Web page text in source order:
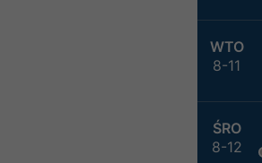
WTO
8-11
ŚRO
8-12